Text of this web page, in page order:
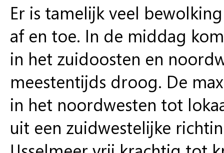
Er is tamelijk veel
af en toe. In de middag
in het zuidoosten en
meestentijds droog. De
in het noordwesten tot
uit een zuidwestelijke